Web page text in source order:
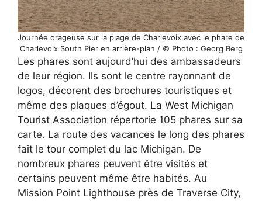
Journée orageuse sur la plage de Charlevoix avec le phare de
Charlevoix South Pier en arrière-plan / © Photo : Georg Berg
Les phares sont aujourd’hui des ambassadeurs
de leur région. Ils sont le centre rayonnant de
logos, décorent des brochures touristiques et
même des plaques d’égout. La West Michigan
Tourist Association répertorie 105 phares sur sa
carte. La route des vacances le long des phares
fait le tour complet du lac Michigan. De
nombreux phares peuvent être visités et
certains peuvent même être habités. Au
Mission Point Lighthouse près de Traverse City,